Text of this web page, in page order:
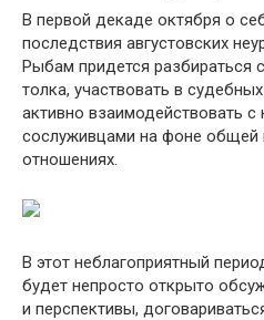
В первой декаде октября о
последствия августовских
Рыбам придется разбираться
толка, участвовать в
активно взаимодействовать с
сослуживцами на фоне общей
отношениях.
В этот неблагоприятный
будет непросто открыто
и перспективы,